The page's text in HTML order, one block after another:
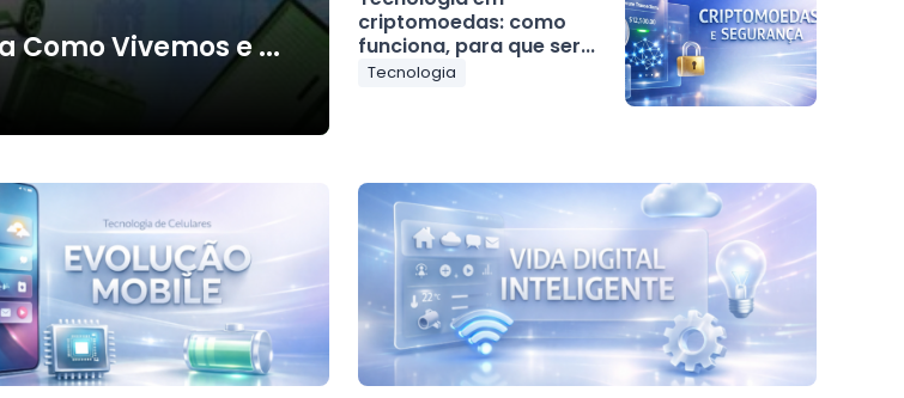
Como Vivemos e ...
criptomoedas: como
funciona, para que ser...
Tecnologia